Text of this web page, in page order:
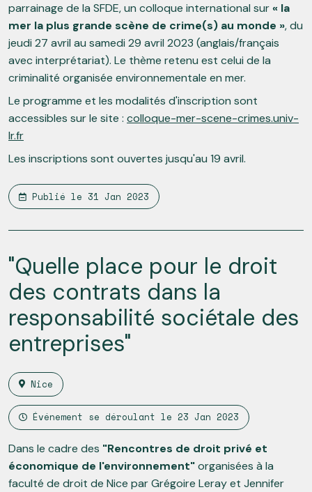
parrainage de la SFDE, un colloque international sur« la
mer la plus grande scène de crime(s) au monde », du
jeudi 27 avril au samedi 29 avril 2023 (anglais/français
avec interprétariat). Le thème retenu est celui de la
criminalité organisée environnementale en mer.
Le programme et les modalités d'inscription sont
accessibles sur le site : colloque-mer-scene-crimes.univ-
lr.fr
Les inscriptions sont ouvertes jusqu'au 19 avril.
Publié le 31 Jan 2023
"Quelle place pour le droit
des contrats dans la
responsabilité sociétale des
entreprises"
Nice
Événement se déroulant le 23 Jan 2023
Dans le cadre des "Rencontres de droit privé et
économique de l'environnement"organisées à la
faculté de droit de Nice par Grégoire Leray et Jennifer